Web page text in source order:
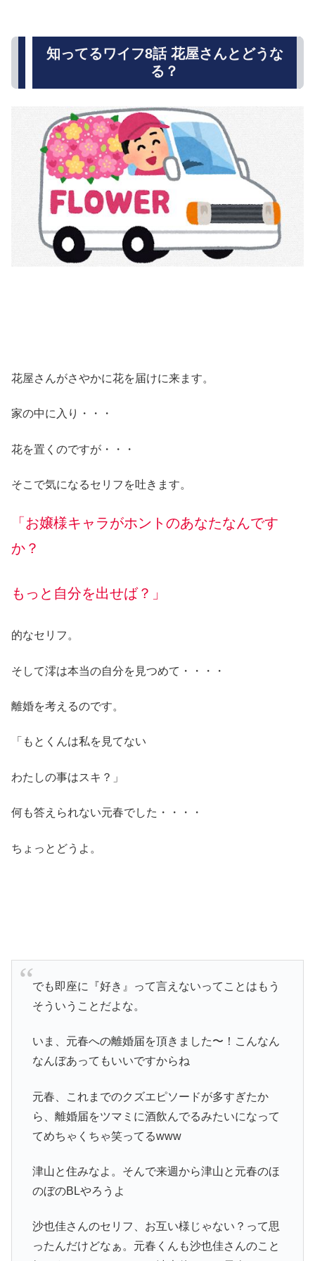
知ってるワイフ8話 花屋さんとどうな
る？
花屋さんがさやかに花を届けに来ます。
家の中に入り・・・
花を置くのですが・・・
そこで気になるセリフを吐きます。
「お嬢様キャラがホントのあなたなんです
か？
もっと自分を出せば？」
的なセリフ。
そして澪は本当の自分を見つめて・・・・
離婚を考えるのです。
「もとくんは私を見てない
わたしの事はスキ？」
何も答えられない元春でした・・・・
ちょっとどうよ。
でも即座に『好き』って言えないってことはもう
そういうことだよな。
いま、元春への離婚届を頂きました〜！こんなん
なんぼあってもいいですからね
元春、これまでのクズエピソードが多すぎたか
ら、離婚届をツマミに酒飲んでるみたいになって
てめちゃくちゃ笑ってるwww
津山と住みなよ。そんで来週から津山と元春のほ
のぼのBLやろうよ
沙也佳さんのセリフ、お互い様じゃない？って思
ったんだけどなぁ。元春くんも沙也佳さんのこと